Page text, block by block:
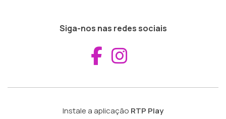
Siga-nos nas redes sociais
Aceder ao
Instale a aplicação RTP Play